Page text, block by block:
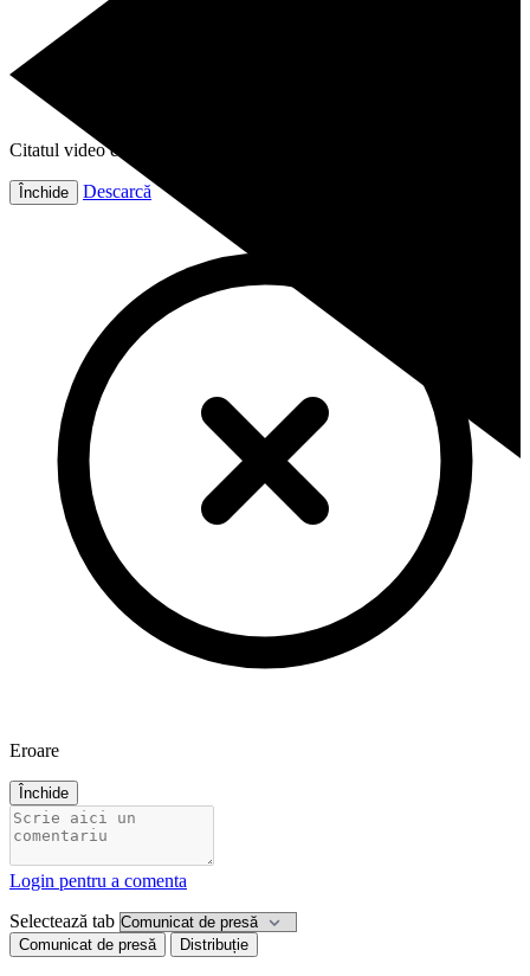
Citatul video este gata!
Închide Descarcă
Eroare
Închide
Login pentru a comenta
Selectează tab
Comunicat de presă Distribuție